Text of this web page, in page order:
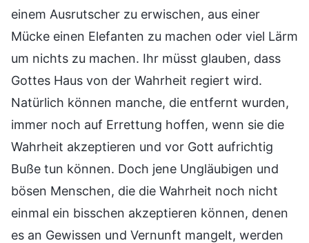
einem Ausrutscher zu erwischen, aus einer
Mücke einen Elefanten zu machen oder viel Lärm
um nichts zu machen. Ihr müsst glauben, dass
Gottes Haus von der Wahrheit regiert wird.
Natürlich können manche, die entfernt wurden,
immer noch auf Errettung hoffen, wenn sie die
Wahrheit akzeptieren und vor Gott aufrichtig
Buße tun können. Doch jene Ungläubigen und
bösen Menschen, die die Wahrheit noch nicht
einmal ein bisschen akzeptieren können, denen
es an Gewissen und Vernunft mangelt, werden